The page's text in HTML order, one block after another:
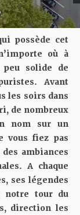
possède cet
où à
solide de
Avant
les soirs dans
de nombreux
nom sur un
vous fiez pas
ambiances
A chaque
ses légendes
notre tour du
direction les